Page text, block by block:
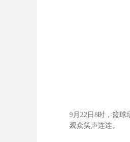
9月22 日8时，篮球
观众笑声连连。